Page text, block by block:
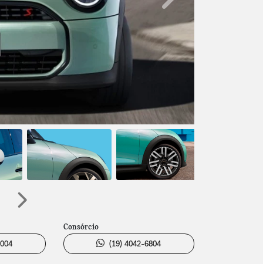
Próximo
Consórcio
(19) 4042-6804